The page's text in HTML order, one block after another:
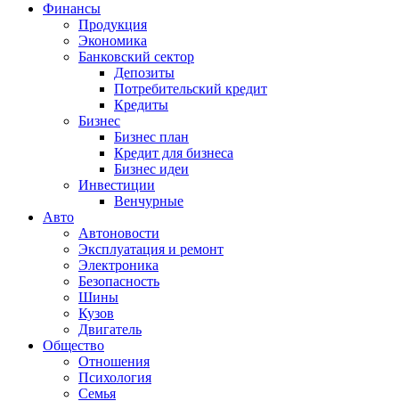
Финансы
Продукция
Экономика
Банковский сектор
Депозиты
Потребительский кредит
Кредиты
Бизнес
Бизнес план
Кредит для бизнеса
Бизнес идеи
Инвестиции
Венчурные
Авто
Автоновости
Эксплуатация и ремонт
Электроника
Безопасность
Шины
Кузов
Двигатель
Общество
Отношения
Психология
Семья